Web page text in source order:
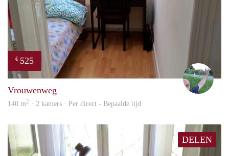
€ 525
Vrouwenweg
140 m2 · 2 kamers · Per direct - Bepaalde tijd
DELEN